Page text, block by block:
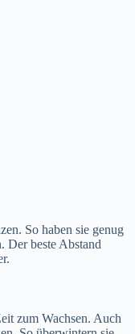
So haben sie genug
Der beste Abstand
zum Wachsen. Auch